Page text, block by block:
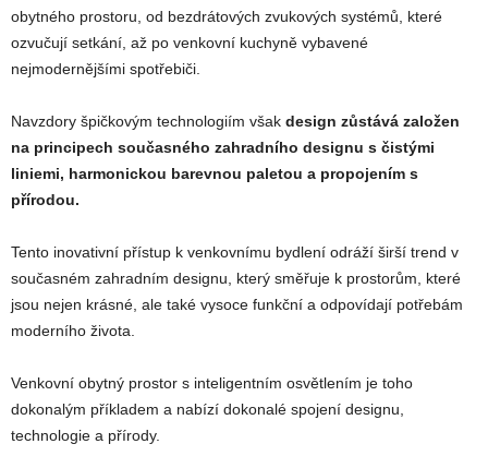
obytného prostoru, od bezdrátových zvukových systémů, které
ozvučují setkání, až po venkovní kuchyně vybavené
nejmodernějšími spotřebiči.
Navzdory špičkovým technologiím však design zůstává založen
na principech současného zahradního designu s čistými
liniemi, harmonickou barevnou paletou a propojením s
přírodou.
Tento inovativní přístup k venkovnímu bydlení odráží širší trend v
současném zahradním designu, který směřuje k prostorům, které
jsou nejen krásné, ale také vysoce funkční a odpovídají potřebám
moderního života.
Venkovní obytný prostor s inteligentním osvětlením je toho
dokonalým příkladem a nabízí dokonalé spojení designu,
technologie a přírody.